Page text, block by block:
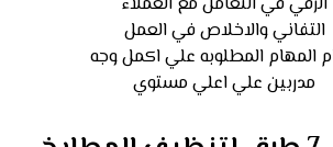
التفاني والاخلاص في العمل
المهام المطلوبه علي اكمل وجه
مدربين علي اعلي مستوي